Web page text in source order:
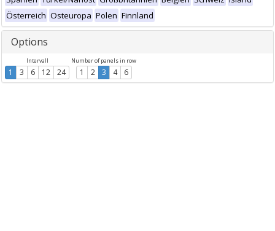
Österreich Osteuropa Polen Finnland
Options
Intervall
1 3 6 12 24
Number of panels in row
1 2 3 4 6